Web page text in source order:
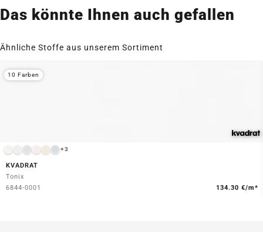
Das könnte Ihnen auch gefallen
Ähnliche Stoffe aus unserem Sortiment
+3
KVADRAT
Tonix
6844-0001
134.30 €/m*
10 Farben